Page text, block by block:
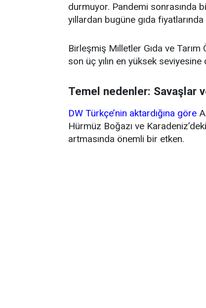
durmuyor. Pandemi sonrasında
yıllardan bugüne gıda
Birleşmiş Milletler Gıda ve Tarım
son üç yılın en yüksek seviyesine
Temel nedenler: Savaşlar
DW Türkçe’nin aktardığına göre
Hürmüz Boğazı ve
artmasında önemli bir etken.